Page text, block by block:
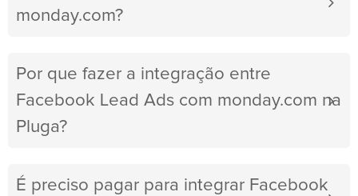
monday.com?
Por que fazer a integração entre
Facebook Lead Ads com monday.com na
Pluga?
É preciso pagar para integrar Facebook